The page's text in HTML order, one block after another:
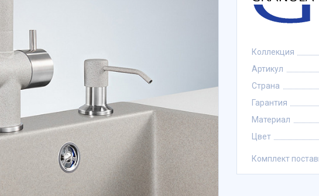
Коллекция
Артикул
Страна
Гарантия
Материал
Цвет
Комплект